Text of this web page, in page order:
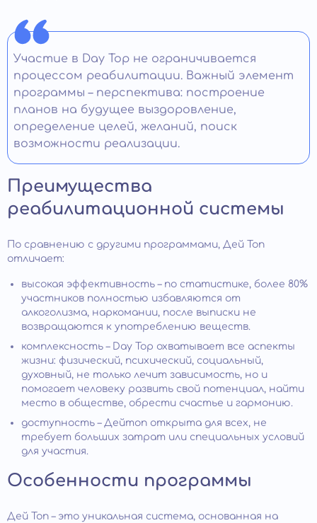
Участие в Day Top не ограничивается
процессом реабилитации. Важный элемент
программы – перспектива: построение
планов на будущее выздоровление,
определение целей, желаний, поиск
возможности реализации.
Преимущества
реабилитационной системы
По сравнению с другими программами, Дей Топ
отличает:
высокая эффективность – по статистике, более 80%
участников полностью избавляются от
алкоголизма, наркомании, после выписки не
возвращаются к употреблению веществ.
комплексность – Day Top охватывает все аспекты
жизни: физический, психический, социальный,
духовный, не только лечит зависимость, но и
помогает человеку развить свой потенциал, найти
место в обществе, обрести счастье и гармонию.
доступность – Дейтоп открыта для всех, не
требует больших затрат или специальных условий
для участия.
Особенности программы
Дей Топ – это уникальная система, основанная на